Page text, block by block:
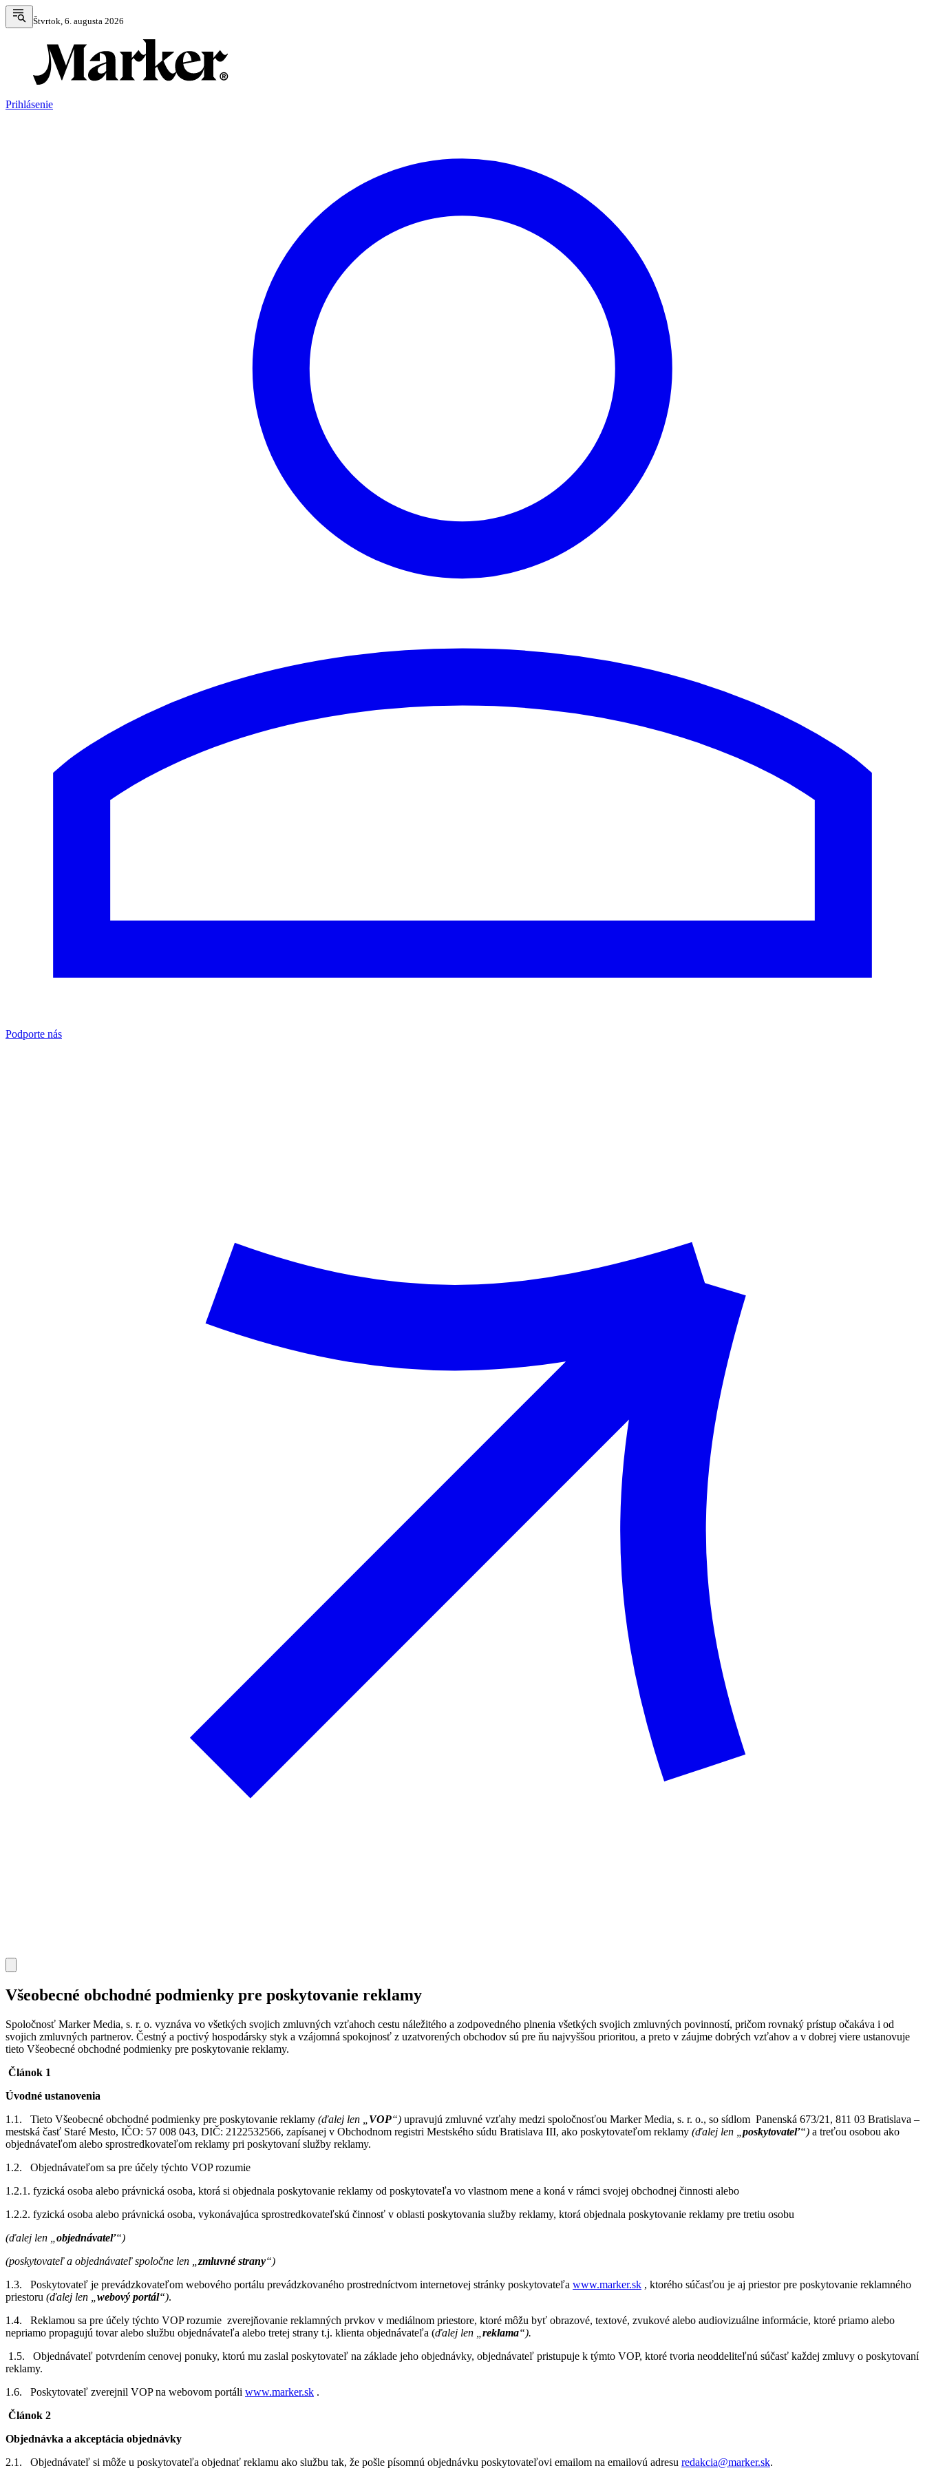
Štvrtok, 6. augusta 2026
Prihlásenie
Podporte nás
Všeobecné obchodné podmienky pre poskytovanie reklamy
Spoločnosť Marker Media, s. r. o. vyznáva vo všetkých svojich zmluvných vzťahoch cestu náležitého a zodpovedného plnenia všetkých svojich zmluvných povinností, pričom rovnaký prístup očakáva i od
svojich zmluvných partnerov. Čestný a poctivý hospodársky styk a vzájomná spokojnosť z uzatvorených obchodov sú pre ňu najvyššou prioritou, a preto v záujme dobrých vzťahov a v dobrej viere ustanovuje
tieto Všeobecné obchodné podmienky pre poskytovanie reklamy.
Článok 1
Úvodné ustanovenia
1.1. Tieto Všeobecné obchodné podmienky pre poskytovanie reklamy (ďalej len „ VOP“) upravujú zmluvné vzťahy medzi spoločnosťou Marker Media, s. r. o., so sídlom Panenská 673/21, 811 03 Bratislava –
mestská časť Staré Mesto, IČO: 57 008 043, DIČ: 2122532566, zapísanej v Obchodnom registri Mestského súdu Bratislava III, ako poskytovateľom reklamy (ďalej len „ poskytovateľ“) a treťou osobou ako
objednávateľom alebo sprostredkovateľom reklamy pri poskytovaní služby reklamy.
1.2. Objednávateľom sa pre účely týchto VOP rozumie
1.2.1. fyzická osoba alebo právnická osoba, ktorá si objednala poskytovanie reklamy od poskytovateľa vo vlastnom mene a koná v rámci svojej obchodnej činnosti alebo
1.2.2. fyzická osoba alebo právnická osoba, vykonávajúca sprostredkovateľskú činnosť v oblasti poskytovania služby reklamy, ktorá objednala poskytovanie reklamy pre tretiu osobu
(ďalej len „ objednávateľ“)
(poskytovateľ a objednávateľ spoločne len „ zmluvné strany“)
1.3. Poskytovateľ je prevádzkovateľom webového portálu prevádzkovaného prostredníctvom internetovej stránky poskytovateľa www.marker.sk , ktorého súčasťou je aj priestor pre poskytovanie reklamného
priestoru (ďalej len „ webový portál“).
1.4. Reklamou sa pre účely týchto VOP rozumie zverejňovanie reklamných prvkov v mediálnom priestore, ktoré môžu byť obrazové, textové, zvukové alebo audiovizuálne informácie, ktoré priamo alebo
nepriamo propagujú tovar alebo službu objednávateľa alebo tretej strany t.j. klienta objednávateľa (ďalej len „ reklama“).
1.5. Objednávateľ potvrdením cenovej ponuky, ktorú mu zaslal poskytovateľ na základe jeho objednávky, objednávateľ pristupuje k týmto VOP, ktoré tvoria neoddeliteľnú súčasť každej zmluvy o poskytovaní
reklamy.
1.6. Poskytovateľ zverejnil VOP na webovom portáli www.marker.sk .
Článok 2
Objednávka a akceptácia objednávky
2.1. Objednávateľ si môže u poskytovateľa objednať reklamu ako službu tak, že pošle písomnú objednávku poskytovateľovi emailom na emailovú adresu redakcia@marker.sk.